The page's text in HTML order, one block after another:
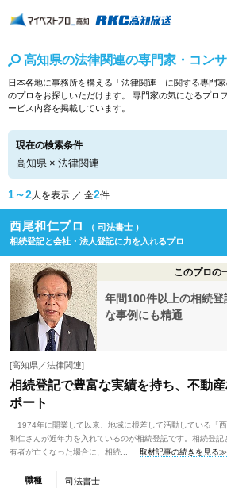
高知県の法律関連の専門家・コン
日本各地に事務所を構える「法律関連」に関する専門
のプロをお探しいただけます。 専門家の気になるプロ
ービス内容を掲載しています。
現在の検索条件
高知県 × 法律関連
1～2人を表示 ／ 全2件
西尾和仁プロ
（ 司法書士 ）
相続登記と会社・法人登記に力を入れるプロ
このプロの
年間100件以上の相続
な事例にも精通
[高知県／法律関連]
相続登記で豊富な実績を持ち、不動
ポート
1974年に開業して以来、地域に根差して活動している「
和仁さんが近年力を入れているのが相続登記です。相続登
有者が亡くなった場合に、相続...
取材記事の続きを見る≫
職種 司法書士